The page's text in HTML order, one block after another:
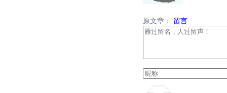
原文章： 留言